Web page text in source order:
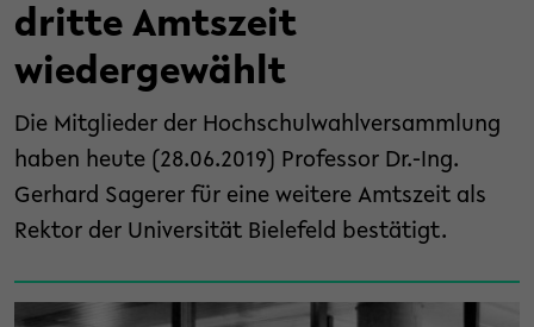
dritte Amtszeit
wiedergewählt
Die Mitglieder der Hochschulwahlversammlung
haben heute (28.06.2019) Professor Dr.-Ing.
Gerhard Sagerer für eine weitere Amtszeit als
Rektor der Universität Bielefeld bestätigt.